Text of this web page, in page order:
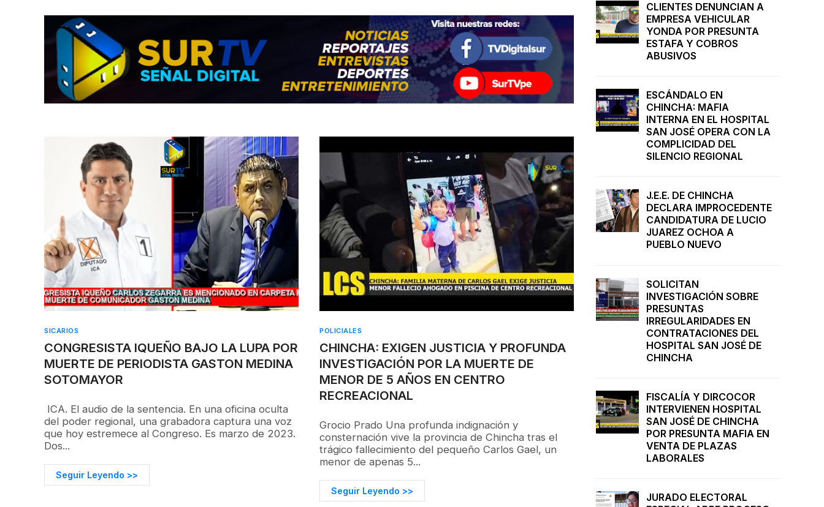
SICARIOS
CONGRESISTA IQUEÑO BAJO LA LUPA POR
MUERTE DE PERIODISTA GASTON MEDINA
SOTOMAYOR
ICA. El audio de la sentencia. En una oficina oculta
del poder regional, una grabadora captura una voz
que hoy estremece al Congreso. Es marzo de 2023.
Dos...
Seguir Leyendo >>
POLICIALES
CHINCHA: EXIGEN JUSTICIA Y PROFUNDA
INVESTIGACIÓN POR LA MUERTE DE
MENOR DE 5 AÑOS EN CENTRO
RECREACIONAL
Grocio Prado Una profunda indignación y
consternación vive la provincia de Chincha tras el
trágico fallecimiento del pequeño Carlos Gael, un
menor de apenas 5...
Seguir Leyendo >>
CLIENTES DENUNCIAN A
EMPRESA VEHICULAR
YONDA POR PRESUNTA
ESTAFA Y COBROS
ABUSIVOS
ESCÁNDALO EN
CHINCHA: MAFIA
INTERNA EN EL HOSPITAL
SAN JOSÉ OPERA CON LA
COMPLICIDAD DEL
SILENCIO REGIONAL
J.E.E. DE CHINCHA
DECLARA IMPROCEDENTE
CANDIDATURA DE LUCIO
JUAREZ OCHOA A
PUEBLO NUEVO
SOLICITAN
INVESTIGACIÓN SOBRE
PRESUNTAS
IRREGULARIDADES EN
CONTRATACIONES DEL
HOSPITAL SAN JOSÉ DE
CHINCHA
FISCALÍA Y DIRCOCOR
INTERVIENEN HOSPITAL
SAN JOSÉ DE CHINCHA
POR PRESUNTA MAFIA EN
VENTA DE PLAZAS
LABORALES
JURADO ELECTORAL